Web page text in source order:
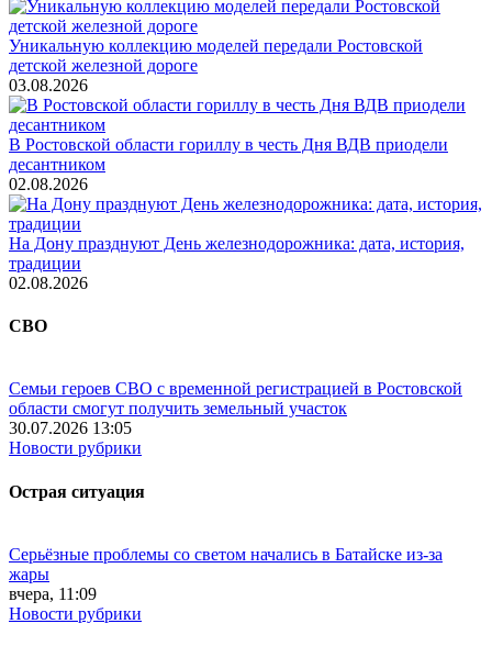
Уникальную коллекцию моделей передали Ростовской
детской железной дороге
03.08.2026
В Ростовской области гориллу в честь Дня ВДВ приодели
десантником
02.08.2026
На Дону празднуют День железнодорожника: дата, история,
традиции
02.08.2026
СВО
Семьи героев СВО с временной регистрацией в Ростовской
области смогут получить земельный участок
30.07.2026 13:05
Новости рубрики
Острая ситуация
Серьёзные проблемы со светом начались в Батайске из-за
жары
вчера, 11:09
Новости рубрики